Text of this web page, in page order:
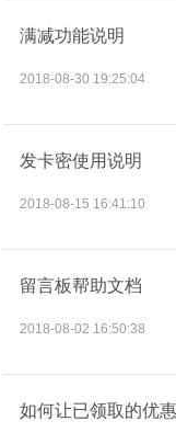
满减功能说明
2018-08-30 19:25:04
发卡密使用说明
2018-08-15 16:41:10
留言板帮助文档
2018-08-02 16:50:38
如何让已领取的优